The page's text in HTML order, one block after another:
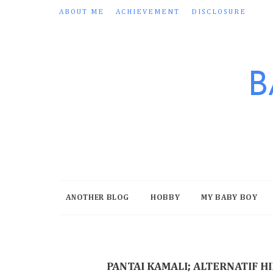
ABOUT ME ACHIEVEMENT DISCLOSURE
ANOTHER BLOG HOBBY MY BABY BOY
PANTAI KAMALI; ALTERNATIF